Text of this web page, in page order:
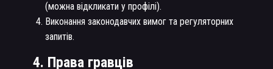
(можна відкликати у профілі).
Виконання законодавчих вимог та регуляторних
запитів.
4. Права гравців